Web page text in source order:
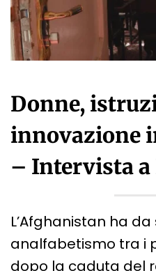
Donne,
innovazione
– Intervista a
L’Afghanistan ha
analfabetismo tra i
dopo la caduta del